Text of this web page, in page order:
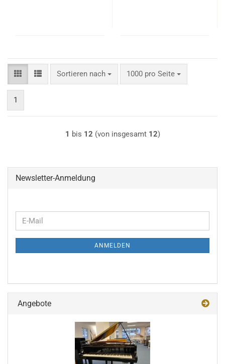
Sortieren nach
Sortieren nach 1000 pro Seite
pro Seite
1
1 bis 12 (von insgesamt 12)
Newsletter-Anmeldung
WEITER
ZUR
NEWSLETTER-
E-
Mail
ANMELDEN
Angebote